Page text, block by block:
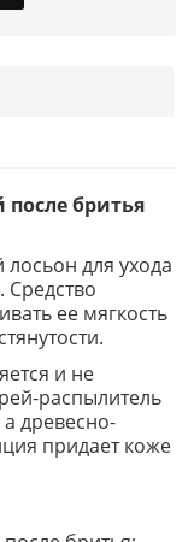
после бритья
для ухода
ее мягкость
и не
распылитель
древесно-
придает коже